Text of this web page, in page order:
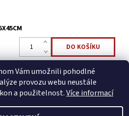
Vám umožnili pohodlné
provozu webu neustále
a použitelnost.Více informací